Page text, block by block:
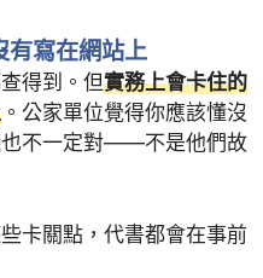
有寫在網站上
得到。但實務上會卡住的
。公家單位覺得你應該懂沒
也不一定對——不是他們故
卡關點，代書都會在事前